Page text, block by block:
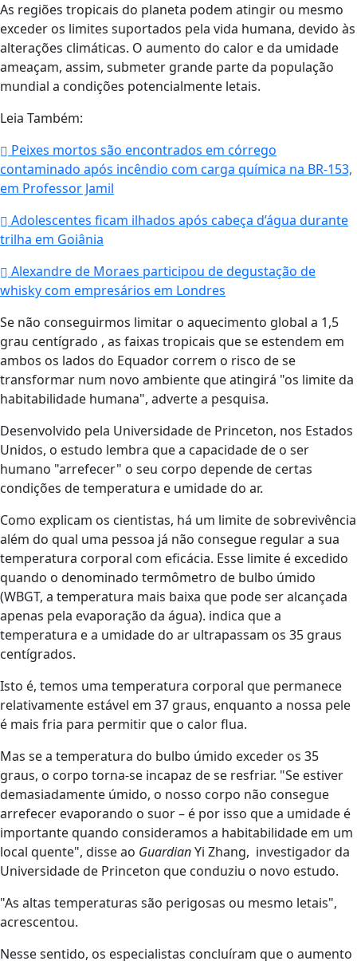
As regiões tropicais do planeta podem atingir ou mesmo
exceder os limites suportados pela vida humana, devido às
alterações climáticas. O aumento do calor e da umidade
ameaçam, assim, submeter grande parte da população
mundial a condições potencialmente letais.
Leia Também:
Peixes mortos são encontrados em córrego
contaminado após incêndio com carga química na BR-153,
em Professor Jamil
Adolescentes ficam ilhados após cabeça d’água durante
trilha em Goiânia
Alexandre de Moraes participou de degustação de
whisky com empresários em Londres
Se não conseguirmos limitar o aquecimento global a 1,5
grau centígrado , as faixas tropicais que se estendem em
ambos os lados do Equador correm o risco de se
transformar num novo ambiente que atingirá "os limite da
habitabilidade humana", adverte a pesquisa.
Desenvolvido pela Universidade de Princeton, nos Estados
Unidos, o estudo lembra que a capacidade de o ser
humano "arrefecer" o seu corpo depende de certas
condições de temperatura e umidade do ar.
Como explicam os cientistas, há um limite de sobrevivência
além do qual uma pessoa já não consegue regular a sua
temperatura corporal com eficácia. Esse limite é excedido
quando o denominado termômetro de bulbo úmido
(WBGT, a temperatura mais baixa que pode ser alcançada
apenas pela evaporação da água). indica que a
temperatura e a umidade do ar ultrapassam os 35 graus
centígrados.
Isto é, temos uma temperatura corporal que permanece
relativamente estável em 37 graus, enquanto a nossa pele
é mais fria para permitir que o calor flua.
Mas se a temperatura do bulbo úmido exceder os 35
graus, o corpo torna-se incapaz de se resfriar. "Se estiver
demasiadamente úmido, o nosso corpo não consegue
arrefecer evaporando o suor – é por isso que a umidade é
importante quando consideramos a habitabilidade em um
local quente", disse ao GuardianYi Zhang, investigador da
Universidade de Princeton que conduziu o novo estudo.
"As altas temperaturas são perigosas ou mesmo letais",
acrescentou.
Nesse sentido, os especialistas concluíram que o aumento